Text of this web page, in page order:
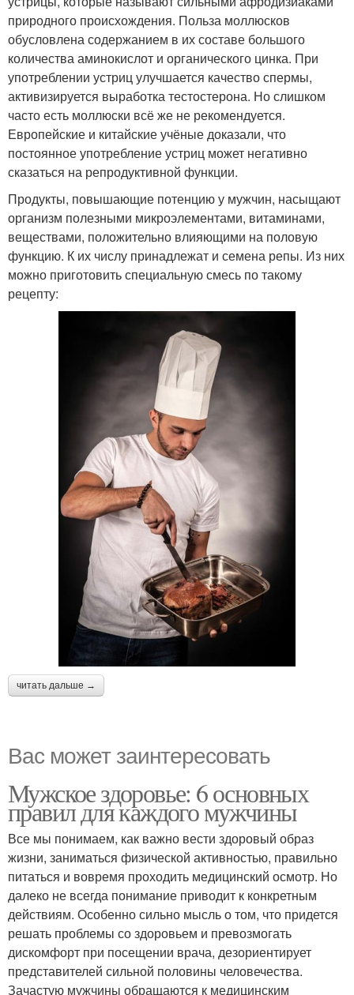
природного происхождения. Польза моллюсков
обусловлена содержанием в их составе большого
количества аминокислот и органического цинка. При
употреблении устриц улучшается качество спермы,
активизируется выработка тестостерона. Но слишком
часто есть моллюски всё же не рекомендуется.
Европейские и китайские учёные доказали, что
постоянное употребление устриц может негативно
сказаться на репродуктивной функции.
Продукты, повышающие потенцию у мужчин, насыщают
организм полезными микроэлементами, витаминами,
веществами, положительно влияющими на половую
функцию. К их числу принадлежат и семена репы. Из них
можно приготовить специальную смесь по такому
рецепту:
читать дальше →
Вас может заинтересовать
Мужское здоровье: 6 основных
правил для каждого мужчины
Все мы понимаем, как важно вести здоровый образ
жизни, заниматься физической активностью, правильно
питаться и вовремя проходить медицинский осмотр. Но
далеко не всегда понимание приводит к конкретным
действиям. Особенно сильно мысль о том, что придется
решать проблемы со здоровьем и превозмогать
дискомфорт при посещении врача, дезориентирует
представителей сильной половины человечества.
Зачастую мужчины обращаются к медицинским